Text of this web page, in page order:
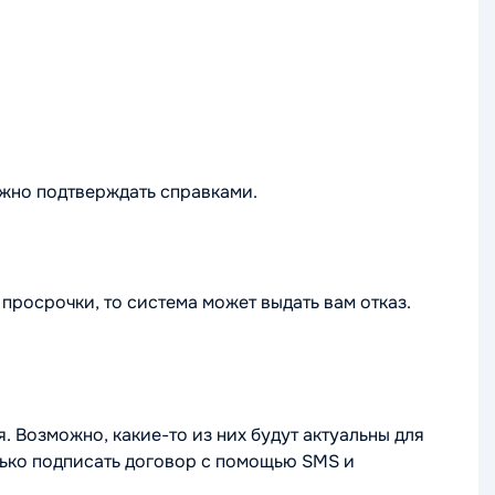
подтверждать справками.
то система может выдать вам отказ.
какие-то из них будут актуальны для
подписать договор с помощью SMS и